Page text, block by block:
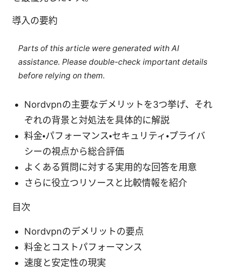
導入の要約
Parts of this article were generated with AI
assistance. Please double-check important details
before relying on them.
Nordvpnの主要なデメリットを3つ挙げ、それ
ぞれの背景と対処法を具体的に解説
料金・パフォーマンス・セキュリティ・プライバ
シーの視点から総合評価
よくある質問に対する実用的な回答を用意
さらに役立つリソースと比較情報を紹介
目次
Nordvpnのデメリットの要点
料金とコストパフォーマンス
速度と安定性の現実